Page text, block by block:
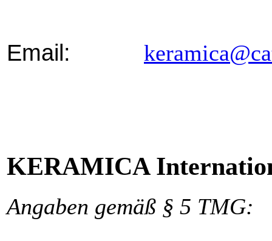
Email:
KERAMICA
Angaben gemäß § 5 TMG: